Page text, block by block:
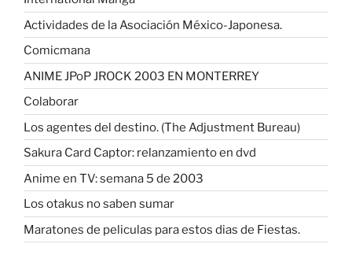
Actividades de la Asociación México-Japonesa.
Comicmana
ANIME JPoP JROCK 2003 EN MONTERREY
Colaborar
Los agentes del destino. (The Adjustment Bureau)
Sakura Card Captor: relanzamiento en dvd
Anime en TV: semana 5 de 2003
Los otakus no saben sumar
Maratones de peliculas para estos dias de Fiestas.